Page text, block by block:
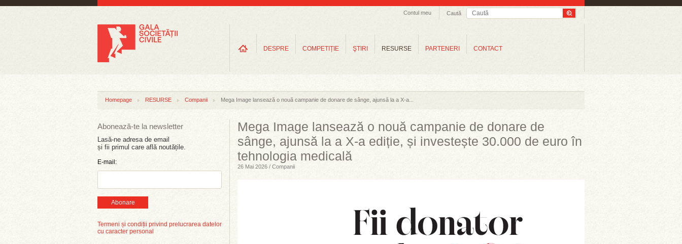
Caută
Contul meu
DESPRE COMPETIȚIE ŞTIRI RESURSE PARTENERI CONTACT
Homepage RESURSE Companii Mega Image lansează o nouă campanie de donare de sânge, ajunsă la a X-a...
Abonează-te la newsletter
Lasă-ne adresa de email
și fii primul care află noutățile.
E-mail:
Abonare
Termeni și condiții privind prelucrarea datelor
cu caracter personal
Mega Image lansează o nouă campanie de donare de
sânge, ajunsă la a X-a ediție, și investește 30.000 de euro în
tehnologia medicală
26 Mai 2026 / Companii